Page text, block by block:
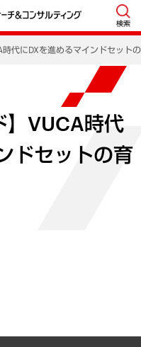
検索
時代にDXを進めるマインドセット
】VUCA時代
ドセットの育